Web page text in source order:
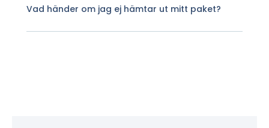
Vad händer om jag ej hämtar ut mitt paket?